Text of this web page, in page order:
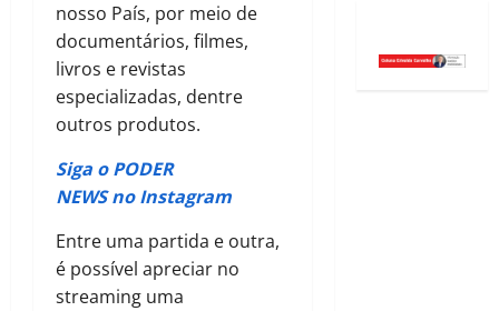
nosso País, por meio de
documentários, filmes,
livros e revistas
especializadas, dentre
outros produtos.
Siga o PODER
NEWS no Instagram
Entre uma partida e outra,
é possível apreciar no
streaming uma